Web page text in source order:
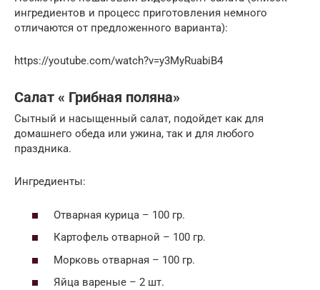
ингредиентов и процесс приготовления немного
отличаются от предложенного варианта):
https://youtube.com/watch?v=y3MyRuabiB4
Салат « Грибная поляна»
Сытный и насыщенный салат, подойдет как для
домашнего обеда или ужина, так и для любого
праздника.
Ингредиенты:
Отварная курица – 100 гр.
Картофель отварной – 100 гр.
Морковь отварная – 100 гр.
Яйца вареные – 2 шт.